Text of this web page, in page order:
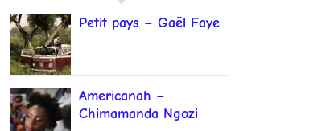
Petit pays – Gaël Faye
Americanah –
Chimamanda Ngozi